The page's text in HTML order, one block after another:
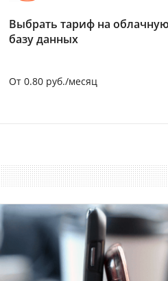
Выбрать тариф на
базу данных
От 0.80 руб./месяц